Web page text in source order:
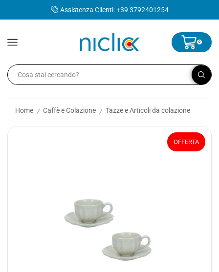
Assistenza Clienti: +39 3792401254
0
Home / Caffè e Colazione / Tazze e Articoli da colazione
OFFERTA